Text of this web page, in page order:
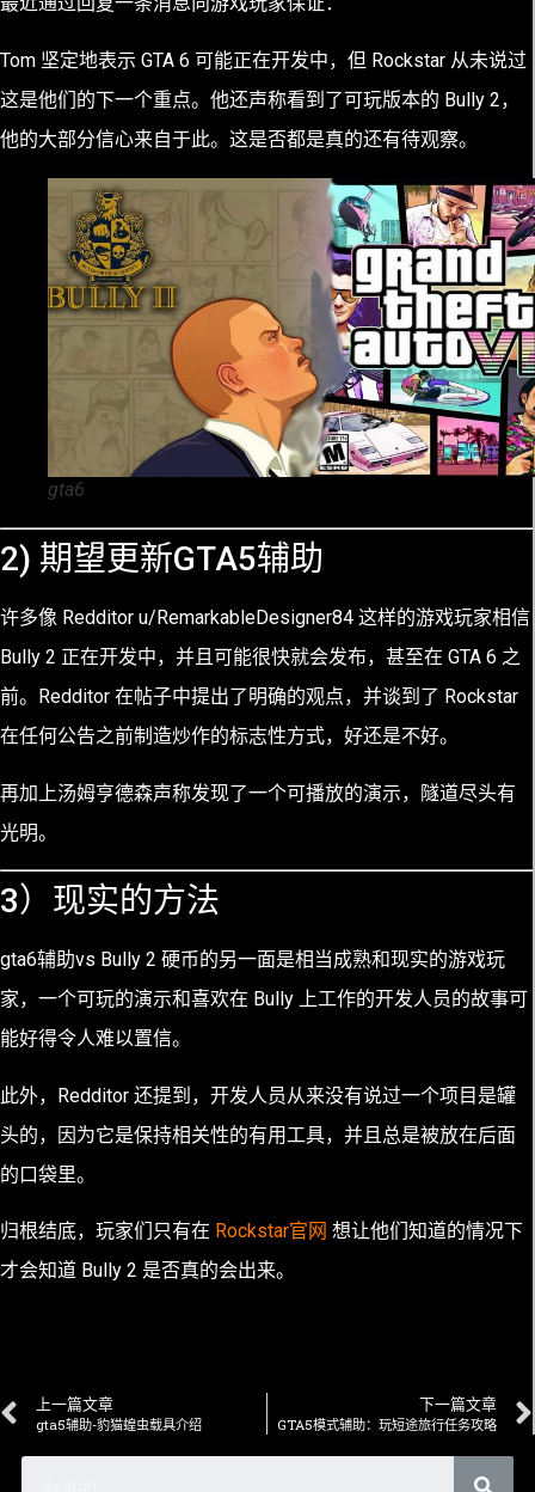
Tom 坚定地表示 GTA 6 可能正在开发中，但 Rockstar 从未说过
这是他们的下一个重点。他还声称看到了可玩版本的 Bully 2，
他的大部分信心来自于此。这是否都是真的还有待观察。
gta6
2) 期望更新GTA5辅助
许多像 Redditor u/RemarkableDesigner84 这样的游戏玩家相信
Bully 2 正在开发中，并且可能很快就会发布，甚至在 GTA 6 之
前。Redditor 在帖子中提出了明确的观点，并谈到了 Rockstar
在任何公告之前制造炒作的标志性方式，好还是不好。
再加上汤姆亨德森声称发现了一个可播放的演示，隧道尽头有
光明。
3）现实的方法
gta6辅助vs Bully 2 硬币的另一面是相当成熟和现实的游戏玩
家，一个可玩的演示和喜欢在 Bully 上工作的开发人员的故事可
能好得令人难以置信。
此外，Redditor 还提到，开发人员从来没有说过一个项目是罐
头的，因为它是保持相关性的有用工具，并且总是被放在后面
的口袋里。
归根结底，玩家们只有在 Rockstar官网 想让他们知道的情况下
才会知道 Bully 2 是否真的会出来。
上一篇文章
gta5辅助-豹猫蝗虫载具介绍
下一篇文章
GTA5模式辅助：玩短途旅行任务攻略